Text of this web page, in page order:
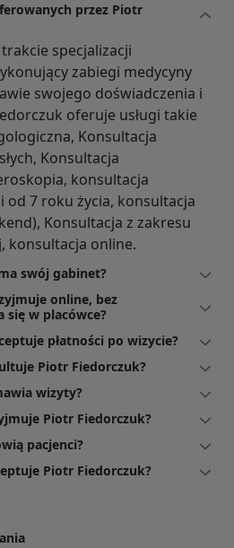
przez Piotr
specjalizacji
zabiegi medycyny
swojego doświadczenia i
oferuje usługi takie
Konsultacja
Konsultacja
konsultacja
od 7 roku życia, konsultacja
Konsultacja z zakresu
konsultacja online.
swój gabinet?
online, bez
się w placówce?
płatności po wizycie?
Piotr Fiedorczuk?
wizyty?
Piotr Fiedorczuk?
pacjenci?
Piotr Fiedorczuk?